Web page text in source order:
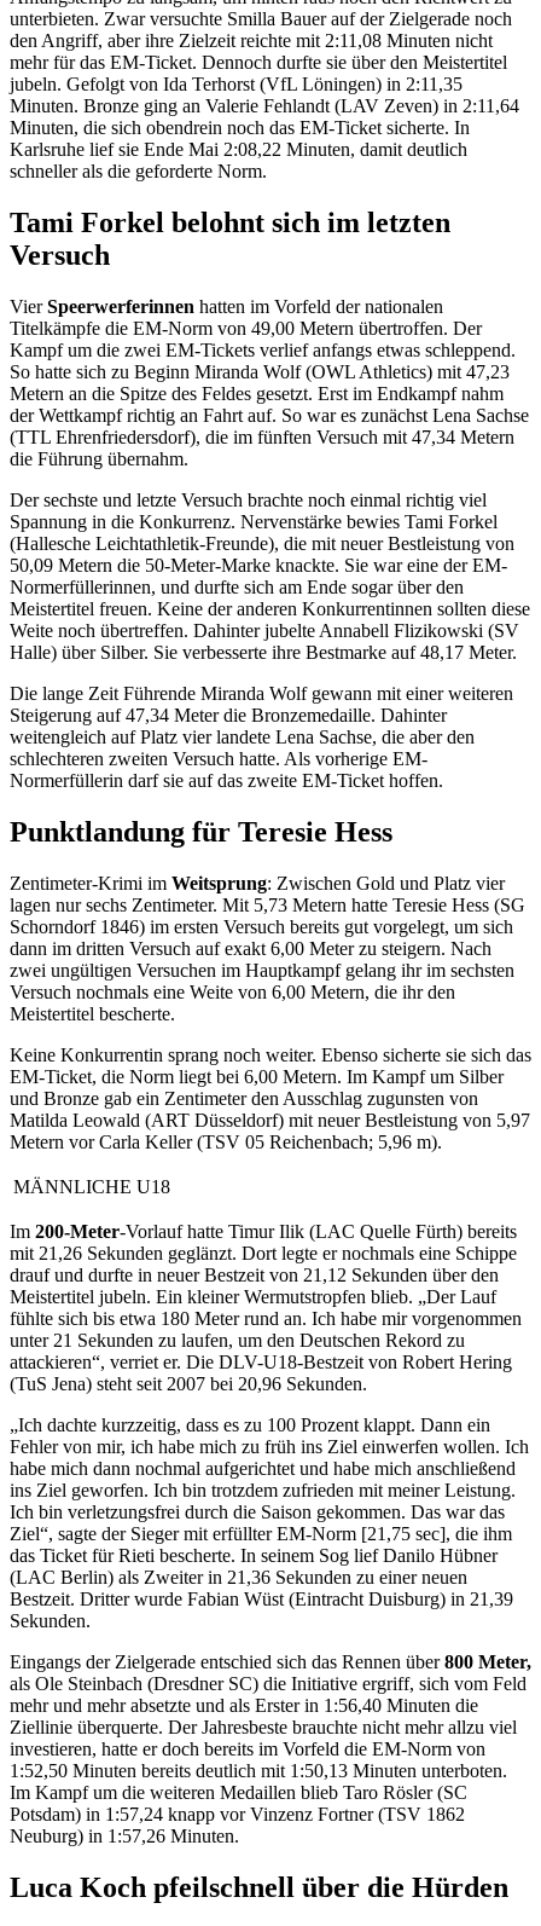
unterbieten. Zwar versuchte Smilla Bauer auf der Zielgerade noch
den Angriff, aber ihre Zielzeit reichte mit 2:11,08 Minuten nicht
mehr für das EM-Ticket. Dennoch durfte sie über den Meistertitel
jubeln. Gefolgt von Ida Terhorst (VfL Löningen) in 2:11,35
Minuten. Bronze ging an Valerie Fehlandt (LAV Zeven) in 2:11,64
Minuten, die sich obendrein noch das EM-Ticket sicherte. In
Karlsruhe lief sie Ende Mai 2:08,22 Minuten, damit deutlich
schneller als die geforderte Norm.
Tami Forkel belohnt sich im letzten
Versuch
VierSpeerwerferinnen hatten im Vorfeld der nationalen
Titelkämpfe die EM-Norm von 49,00 Metern übertroffen. Der
Kampf um die zwei EM-Tickets verlief anfangs etwas schleppend.
So hatte sich zu Beginn Miranda Wolf (OWL Athletics) mit 47,23
Metern an die Spitze des Feldes gesetzt. Erst im Endkampf nahm
der Wettkampf richtig an Fahrt auf. So war es zunächst Lena Sachse
(TTL Ehrenfriedersdorf), die im fünften Versuch mit 47,34 Metern
die Führung übernahm.
Der sechste und letzte Versuch brachte noch einmal richtig viel
Spannung in die Konkurrenz. Nervenstärke bewies Tami Forkel
(Hallesche Leichtathletik-Freunde), die mit neuer Bestleistung von
50,09 Metern die 50-Meter-Marke knackte. Sie war eine der EM-
Normerfüllerinnen, und durfte sich am Ende sogar über den
Meistertitel freuen. Keine der anderen Konkurrentinnen sollten diese
Weite noch übertreffen. Dahinter jubelte Annabell Flizikowski (SV
Halle) über Silber. Sie verbesserte ihre Bestmarke auf 48,17 Meter.
Die lange Zeit Führende Miranda Wolf gewann mit einer weiteren
Steigerung auf 47,34 Meter die Bronzemedaille. Dahinter
weitengleich auf Platz vier landete Lena Sachse, die aber den
schlechteren zweiten Versuch hatte. Als vorherige EM-
Normerfüllerin darf sie auf das zweite EM-Ticket hoffen.
Punktlandung für Teresie Hess
Zentimeter-Krimi im Weitsprung: Zwischen Gold und Platz vier
lagen nur sechs Zentimeter. Mit 5,73 Metern hatte Teresie Hess (SG
Schorndorf 1846) im ersten Versuch bereits gut vorgelegt, um sich
dann im dritten Versuch auf exakt 6,00 Meter zu steigern. Nach
zwei ungültigen Versuchen im Hauptkampf gelang ihr im sechsten
Versuch nochmals eine Weite von 6,00 Metern, die ihr den
Meistertitel bescherte.
Keine Konkurrentin sprang noch weiter. Ebenso sicherte sie sich das
EM-Ticket, die Norm liegt bei 6,00 Metern. Im Kampf um Silber
und Bronze gab ein Zentimeter den Ausschlag zugunsten von
Matilda Leowald (ART Düsseldorf) mit neuer Bestleistung von 5,97
Metern vor Carla Keller (TSV 05 Reichenbach; 5,96 m).
MÄNNLICHE U18
Im 200-Meter-Vorlauf hatte Timur Ilik (LAC Quelle Fürth) bereits
mit 21,26 Sekunden geglänzt. Dort legte er nochmals eine Schippe
drauf und durfte in neuer Bestzeit von 21,12 Sekunden über den
Meistertitel jubeln. Ein kleiner Wermutstropfen blieb. „Der Lauf
fühlte sich bis etwa 180 Meter rund an. Ich habe mir vorgenommen
unter 21 Sekunden zu laufen, um den Deutschen Rekord zu
attackieren“, verriet er. Die DLV-U18-Bestzeit von Robert Hering
(TuS Jena) steht seit 2007 bei 20,96 Sekunden.
„Ich dachte kurzzeitig, dass es zu 100 Prozent klappt. Dann ein
Fehler von mir, ich habe mich zu früh ins Ziel einwerfen wollen. Ich
habe mich dann nochmal aufgerichtet und habe mich anschließend
ins Ziel geworfen. Ich bin trotzdem zufrieden mit meiner Leistung.
Ich bin verletzungsfrei durch die Saison gekommen. Das war das
Ziel“, sagte der Sieger mit erfüllter EM-Norm [21,75 sec], die ihm
das Ticket für Rieti bescherte. In seinem Sog lief Danilo Hübner
(LAC Berlin) als Zweiter in 21,36 Sekunden zu einer neuen
Bestzeit. Dritter wurde Fabian Wüst (Eintracht Duisburg) in 21,39
Sekunden.
Eingangs der Zielgerade entschied sich das Rennen über800 Meter,
als Ole Steinbach (Dresdner SC) die Initiative ergriff, sich vom Feld
mehr und mehr absetzte und als Erster in 1:56,40 Minuten die
Ziellinie überquerte. Der Jahresbeste brauchte nicht mehr allzu viel
investieren, hatte er doch bereits im Vorfeld die EM-Norm von
1:52,50 Minuten bereits deutlich mit 1:50,13 Minuten unterboten.
Im Kampf um die weiteren Medaillen blieb Taro Rösler (SC
Potsdam) in 1:57,24 knapp vor Vinzenz Fortner (TSV 1862
Neuburg) in 1:57,26 Minuten.
Luca Koch pfeilschnell über die Hürden